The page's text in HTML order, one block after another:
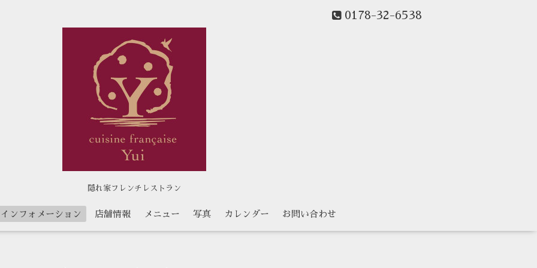
0178-32-6538
隠れ家フレンチレストラン
インフォメーション 店舗情報 メニュー 写真 カレンダー お問い合わせ